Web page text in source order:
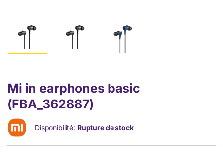
Mi in earphones basic
(FBA_362887)
Disponibilité: Rupture de stock